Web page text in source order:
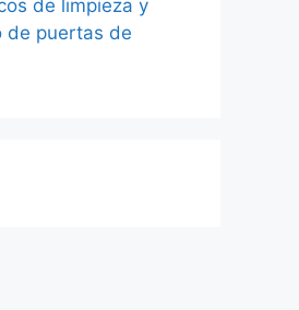
de limpieza y
de puertas de